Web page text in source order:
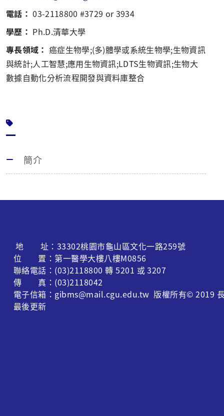
電話： 03-2118800 #3729 or 3934
學歷： Ph.D.清華大學
專長領域： 癌症生物學;(多)體學或系統生物學;生物資訊
與統計;人工智慧;應用生物資訊;LDTS生物資訊;生物大
數據自動化分析流程開發與資料庫整合
簡介
地 址：33302桃園市龜山區文化一路259號
位 置：第一醫學大樓八樓M0856
聯絡電話：(03)2118800 轉 5201 或 3207
傳 真：(03)2118042
電子信箱：gibms@mail.cgu.edu.tw 版權所有© 2019
最後更新